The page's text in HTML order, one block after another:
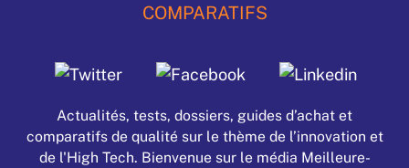
COMPARATIFS
Actualités, tests, dossiers, guides d’achat et
comparatifs de qualité sur le thème de l’innovation et
de l'High Tech. Bienvenue sur le média Meilleure-